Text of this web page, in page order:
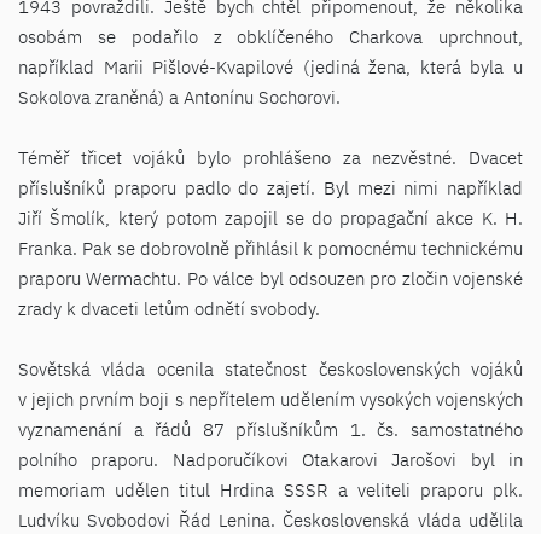
1943 povraždili. Ještě bych chtěl připomenout, že několika
osobám se podařilo z obklíčeného Charkova uprchnout,
například Marii Pišlové-Kvapilové (jediná žena, která byla u
Sokolova zraněná) a Antonínu Sochorovi.
Téměř třicet vojáků bylo prohlášeno za nezvěstné. Dvacet
příslušníků praporu padlo do zajetí. Byl mezi nimi například
Jiří Šmolík, který potom zapojil se do propagační akce K. H.
Franka. Pak se dobrovolně přihlásil k pomocnému technickému
praporu Wermachtu. Po válce byl odsouzen pro zločin vojenské
zrady k dvaceti letům odnětí svobody.
Sovětská vláda ocenila statečnost československých vojáků
v jejich prvním boji s nepřítelem udělením vysokých vojenských
vyznamenání a řádů 87 příslušníkům 1. čs. samostatného
polního praporu. Nadporučíkovi Otakarovi Jarošovi byl in
memoriam udělen titul Hrdina SSSR a veliteli praporu plk.
Ludvíku Svobodovi Řád Lenina. Československá vláda udělila